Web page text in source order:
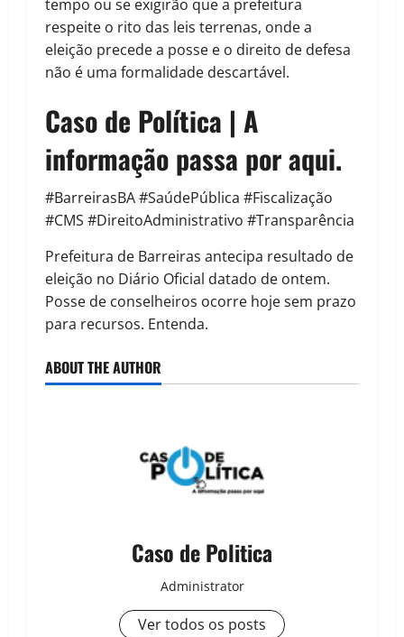
tempo ou se exigirão que a prefeitura
respeite o rito das leis terrenas, onde a
eleição precede a posse e o direito de defesa
não é uma formalidade descartável.
Caso de Política | A
informação passa por aqui.
#BarreirasBA #SaúdePública #Fiscalização
#CMS #DireitoAdministrativo #Transparência
Prefeitura de Barreiras antecipa resultado de
eleição no Diário Oficial datado de ontem.
Posse de conselheiros ocorre hoje sem prazo
para recursos. Entenda.
ABOUT THE AUTHOR
Caso de Politica
Administrator
Ver todos os posts